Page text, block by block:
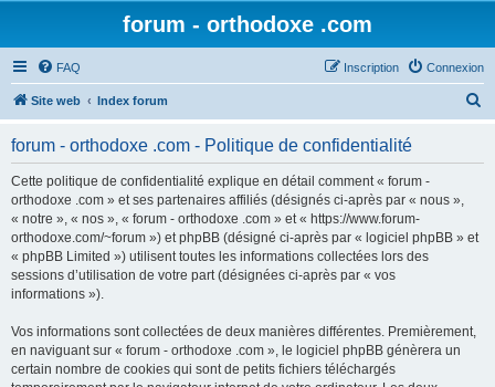
forum - orthodoxe .com
FAQ Connexion
Inscription
Site web Index forum
forum - orthodoxe .com - Politique de confidentialité
Cette politique de confidentialité explique en détail comment « forum -
orthodoxe .com » et ses partenaires affiliés (désignés ci-après par « nous »,
« notre », « nos », « forum - orthodoxe .com » et « https://www.forum-
orthodoxe.com/~forum ») et phpBB (désigné ci-après par « logiciel phpBB » et
« phpBB Limited ») utilisent toutes les informations collectées lors des
sessions d’utilisation de votre part (désignées ci-après par « vos
informations »).
Vos informations sont collectées de deux manières différentes. Premièrement,
en naviguant sur « forum - orthodoxe .com », le logiciel phpBB génèrera un
certain nombre de cookies qui sont de petits fichiers téléchargés